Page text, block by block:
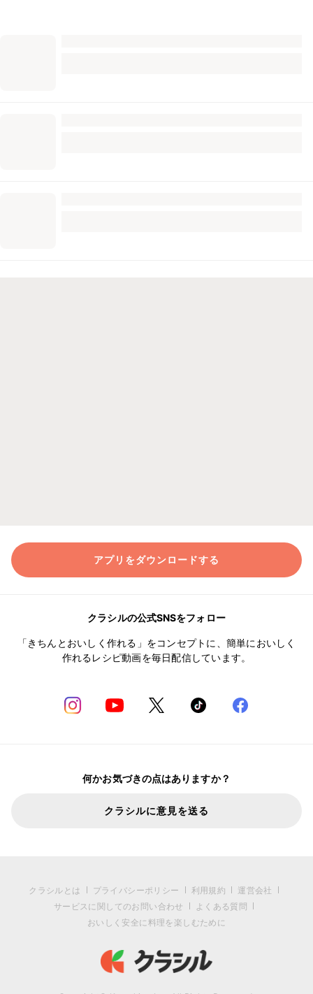
アプリをダウンロードする
クラシルの公式SNSをフォロー
「きちんとおいしく作れる」をコンセプトに、簡単においしく
作れるレシピ動画を毎日配信しています。
何かお気づきの点はありますか？
クラシルに意見を送る
クラシルとは プライバシーポリシー 利用規約
運営会社
サービスに関してのお問い合わせ
よくある質問
おいしく安全に料理を楽しむために